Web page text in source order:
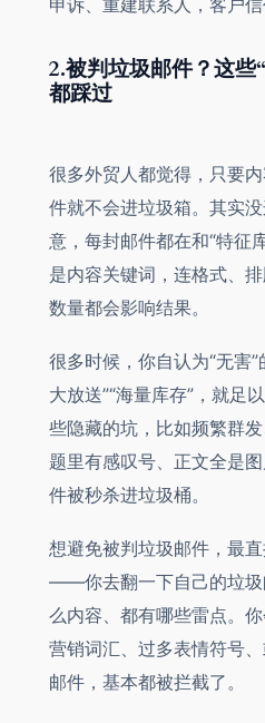
申诉、重建联系人，客户信
2.被判垃圾邮件？这些
都踩过
很多外贸人都觉得，只要
件就不会进垃圾箱。其实
意，每封邮件都在和“特征
是内容关键词，连格式、
数量都会影响结果。
很多时候，你自认为“无害
大放送”“海量库存”，就足
些隐藏的坑，比如频繁群
题里有感叹号、正文全是
件被秒杀进垃圾桶。
想避免被判垃圾邮件，最
——你去翻一下自己的垃圾
么内容、都有哪些雷点。
营销词汇、过多表情符号
邮件，基本都被拦截了。